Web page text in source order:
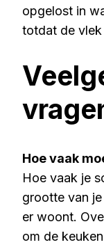
opgelost in
totdat de vlek
Hoe vaak
Hoe vaak je
grootte van
er woont.
om de